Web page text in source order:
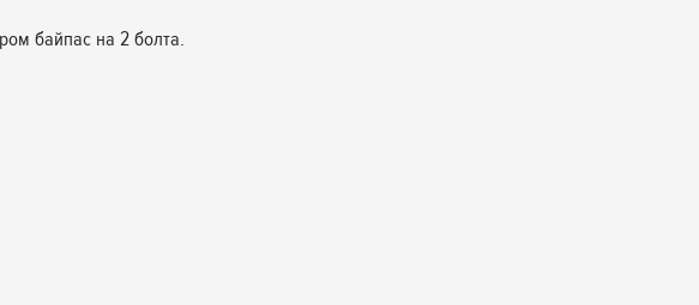
байпас на 2 болта.